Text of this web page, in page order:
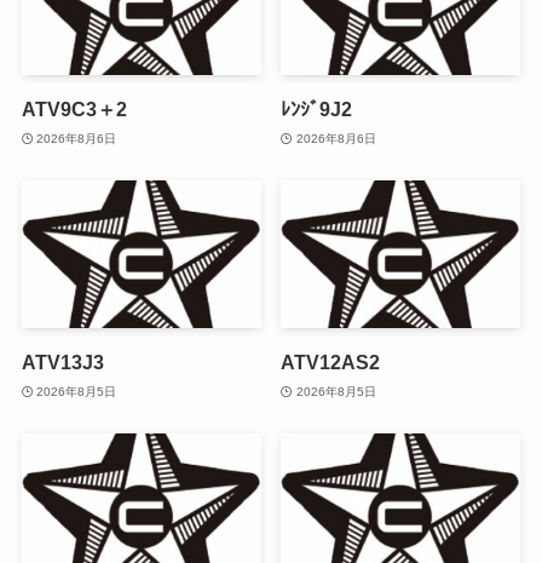
ATV9C3＋2
2026年8月6日
ﾚﾝｼﾞ9J2
2026年8月6日
ATV13J3
2026年8月5日
ATV12AS2
2026年8月5日